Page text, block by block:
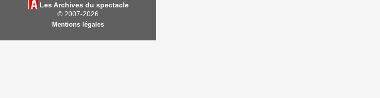
Les Archives du spectacle
© 2007-2026
Mentions légales